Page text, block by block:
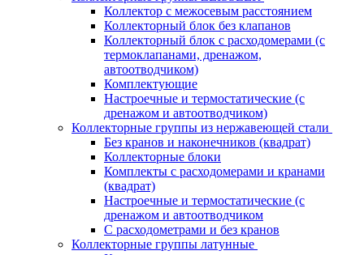
Коллектор с межосевым расстоянием
Коллекторный блок без клапанов
Коллекторный блок с расходомерами (с
термоклапанами, дренажом,
автоотводчиком)
Комплектующие
Настроечные и термостатические (с
дренажом и автоотводчиком)
Коллекторные группы из нержавеющей стали
Без кранов и наконечников (квадрат)
Коллекторные блоки
Комплекты с расходомерами и кранами
(квадрат)
Настроечные и термостатические (с
дренажом и автоотводчиком
С расходометрами и без кранов
Коллекторные группы латунные